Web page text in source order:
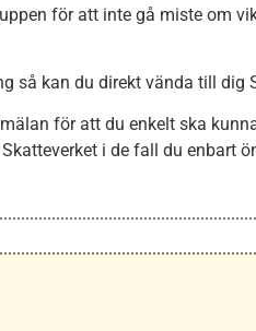
för att inte gå miste om
så kan du direkt vända till dig
för att du enkelt ska
i de fall du enbart